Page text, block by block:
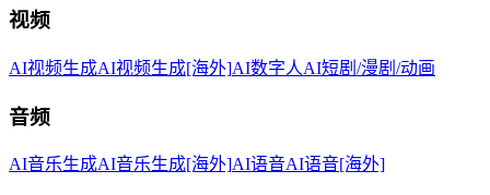
视频
AI视频生成AI视频生成[海外]AI数字人AI短剧/漫剧/动画
音频
AI音乐生成AI音乐生成[海外]AI语音AI语音[海外]